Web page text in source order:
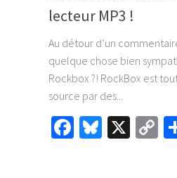
lecteur MP3 !
Au détour d’un
quelque chose bien
Rockbox ?! RockBox est
source par des...
Facebook
Bluesky
X